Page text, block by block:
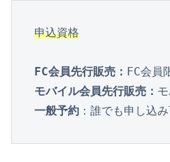
申込資格
FC会員先行販売： FC会員
モバイル会員先行販売：
一般予約 ：誰でも申し込